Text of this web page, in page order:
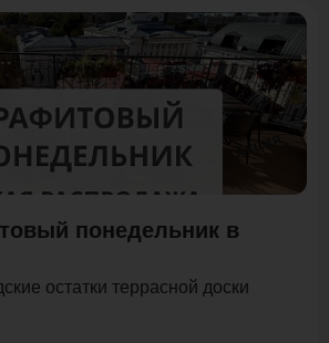
Акция
понедельник в
остатки террасной доски